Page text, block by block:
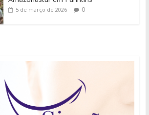
5 de março de 2026 0